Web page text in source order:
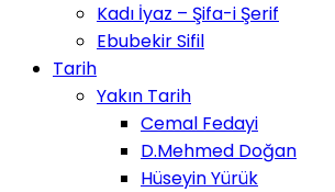
Kadı İyaz – Şifa-i Şerif
Ebubekir Sifil
Tarih
Yakın Tarih
Cemal Fedayi
D.Mehmed Doğan
Hüseyin Yürük